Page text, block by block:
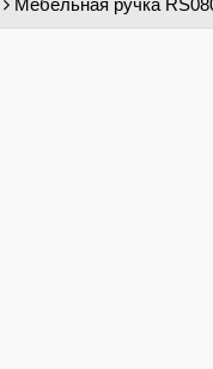
Мебельная ручка